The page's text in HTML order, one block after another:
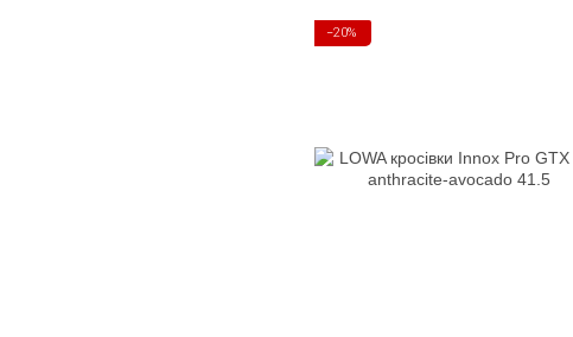
−20%